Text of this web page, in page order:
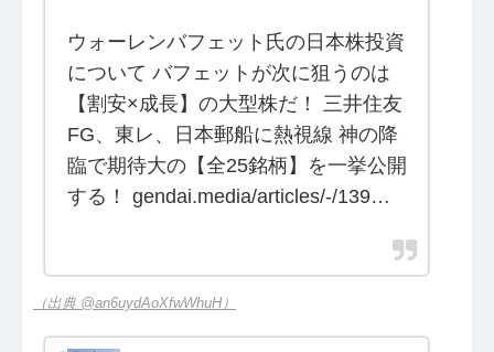
ウォーレンバフェット氏の日本株投資
について バフェットが次に狙うのは
【割安×成長】の大型株だ！ 三井住友
FG、東レ、日本郵船に熱視線 神の降
臨で期待大の【全25銘柄】を一挙公開
する！ gendai.media/articles/-/139…
（出典 @an6uydAoXfwWhuH）